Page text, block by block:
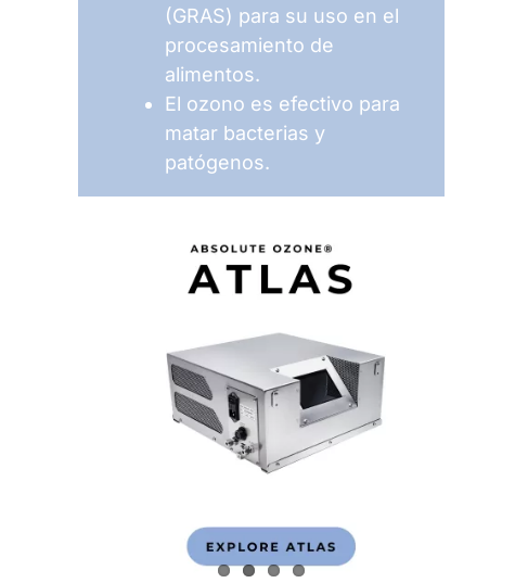
(GRAS) para su uso en el
procesamiento de
alimentos.
El ozono es efectivo para
matar bacterias y
patógenos.